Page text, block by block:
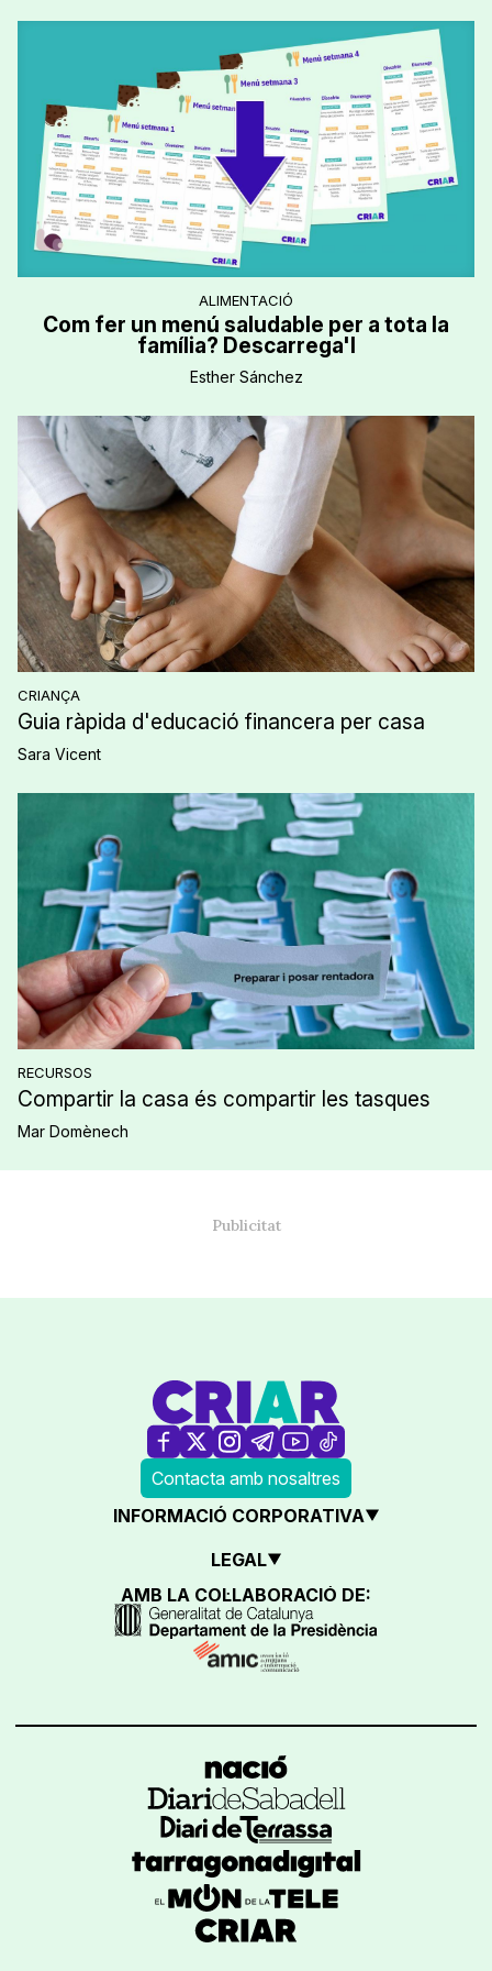
CRIANÇA
Guia ràpida d'educació financera per casa
Sara Vicent
RECURSOS
Compartir la casa és compartir les tasques
Mar Domènech
ALIMENTACIÓ
Com fer un menú saludable per a tota la
família? Descarrega'l
Esther Sánchez
Contacta amb nosaltres
INFORMACIÓ CORPORATIVA
LEGAL
AMB LA COL·LABORACIÓ DE: